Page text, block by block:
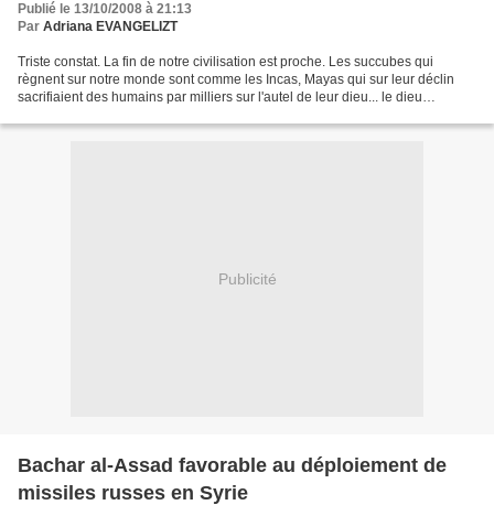
Publié le 13/10/2008 à 21:13
Par Adriana EVANGELIZT
Triste constat. La fin de notre civilisation est proche. Les succubes qui
règnent sur notre monde sont comme les Incas, Mayas qui sur leur déclin
sacrifiaient des humains par milliers sur l'autel de leur dieu... le dieu
Publicité
Bachar al-Assad favorable au déploiement de
missiles russes en Syrie